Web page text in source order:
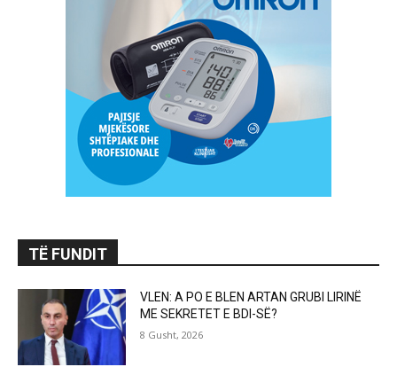
TË FUNDIT
VLEN: A PO E BLEN ARTAN GRUBI LIRINË
ME SEKRETET E BDI-SË?
8 Gusht, 2026